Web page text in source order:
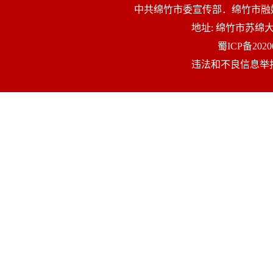
中共绵竹市委宣传部．绵竹市
地址: 绵竹市苏
蜀ICP备
违法和不良信息举